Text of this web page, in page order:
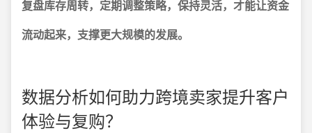
复盘库存周转，定期调整策略，保持灵活，才能让资金
流动起来，支撑更大规模的发展。
数据分析如何助力跨境卖家提升客户
体验与复购？